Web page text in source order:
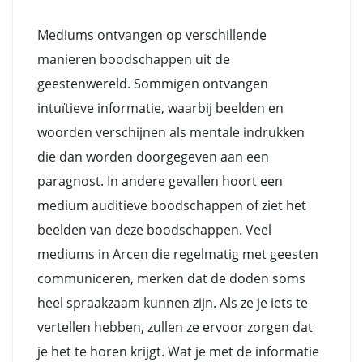
Mediums ontvangen op verschillende
manieren boodschappen uit de
geestenwereld. Sommigen ontvangen
intuïtieve informatie, waarbij beelden en
woorden verschijnen als mentale indrukken
die dan worden doorgegeven aan een
paragnost. In andere gevallen hoort een
medium auditieve boodschappen of ziet het
beelden van deze boodschappen. Veel
mediums in Arcen die regelmatig met geesten
communiceren, merken dat de doden soms
heel spraakzaam kunnen zijn. Als ze je iets te
vertellen hebben, zullen ze ervoor zorgen dat
je het te horen krijgt. Wat je met de informatie